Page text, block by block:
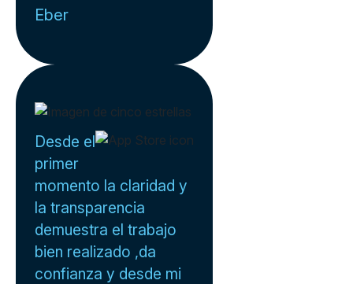
Eber
Desde el
primer
momento la claridad y
la transparencia
demuestra el trabajo
bien realizado ,da
confianza y desde mi